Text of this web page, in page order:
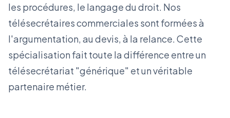
les procédures, le langage du droit. Nos
télésecrétaires commerciales sont formées à
l'argumentation, au devis, à la relance. Cette
spécialisation fait toute la différence entre un
télésecrétariat "générique" et un véritable
partenaire métier.